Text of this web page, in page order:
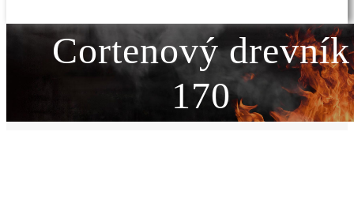
Cortenový drevník
170